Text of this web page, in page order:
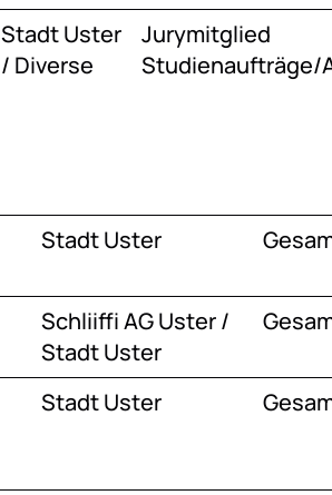
Stadt Uster
/ Diverse
Jurymitglied
Studienaufträge/
Stadt Uster
Schliiffi AG Uster /
Stadt Uster
Stadt Uster